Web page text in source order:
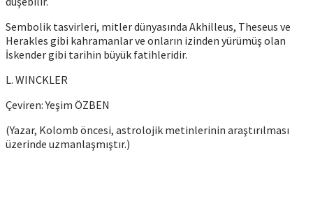
Sembolik tasvirleri, mitler dünyasında Akhilleus, Theseus ve
Herakles gibi kahramanlar ve onların izinden yürümüş olan
İskender gibi tarihin büyük fatihleridir.
L. WINCKLER
Çeviren: Yeşim ÖZBEN
(Yazar, Kolomb öncesi, astrolojik metinlerinin araştırılması
üzerinde uzmanlaşmıştır.)